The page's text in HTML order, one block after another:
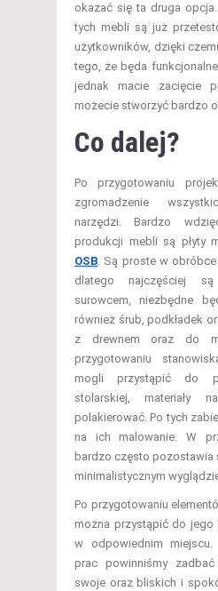
okazać się ta druga
tych mebli są już
użytkowników, dzięki
tego, że będa
jednak macie zacięcie
możecie stworzyć bardzo
Co dalej?
Po przygotowaniu
zgromadzenie
narzędzi. Bardzo
produkcji mebli są płyty
OSB. Są proste w
dlatego najczęściej są
surowcem, niezbędne
również śrub, podkładek
z drewnem oraz do
przygotowaniu
mogli przystąpić do
stolarskiej, materiały
polakierować. Po tych
na ich malowanie. W
bardzo często pozostawia
minimalistycznym
Po przygotowaniu
można przystąpić do jego
w odpowiednim
prac powinniśmy
swoje oraz bliskich i